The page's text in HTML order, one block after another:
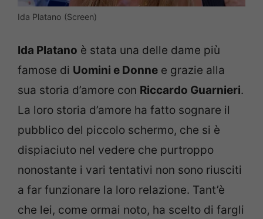
Ida Platano (Screen)
Ida Platano è stata una delle dame più
famose di Uomini e Donne e grazie alla
sua storia d’amore con Riccardo Guarnieri.
La loro storia d’amore ha fatto sognare il
pubblico del piccolo schermo, che si è
dispiaciuto nel vedere che purtroppo
nonostante i vari tentativi non sono riusciti
a far funzionare la loro relazione. Tant’è
che lei, come ormai noto, ha scelto di fargli